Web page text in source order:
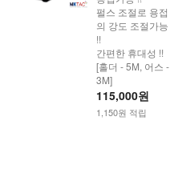
펄스 조절로 용접
의 강도 조절가능
!!
간편한 휴대성 !!
[홀더 - 5M, 어스 -
3M]
115,000원
1,150원 적립